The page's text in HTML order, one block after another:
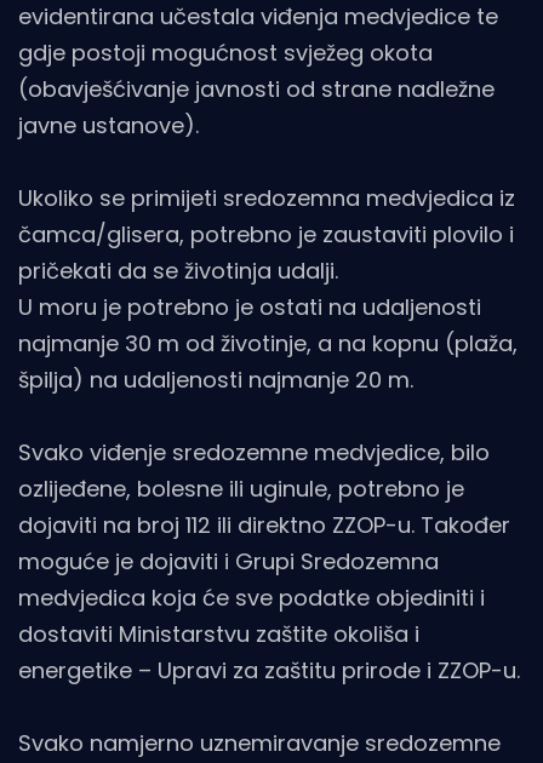
evidentirana učestala viđenja medvjedice te
gdje postoji mogućnost svježeg okota
(obavješćivanje javnosti od strane nadležne
javne ustanove).
Ukoliko se primijeti sredozemna medvjedica iz
čamca/glisera, potrebno je zaustaviti plovilo i
pričekati da se životinja udalji.
U moru je potrebno je ostati na udaljenosti
najmanje 30 m od životinje, a na kopnu (plaža,
špilja) na udaljenosti najmanje 20 m.
Svako viđenje sredozemne medvjedice, bilo
ozlijeđene, bolesne ili uginule, potrebno je
dojaviti na broj 112 ili direktno ZZOP-u. Također
moguće je dojaviti i Grupi Sredozemna
medvjedica koja će sve podatke objediniti i
dostaviti Ministarstvu zaštite okoliša i
energetike – Upravi za zaštitu prirode i ZZOP-u.
Svako namjerno uznemiravanje sredozemne